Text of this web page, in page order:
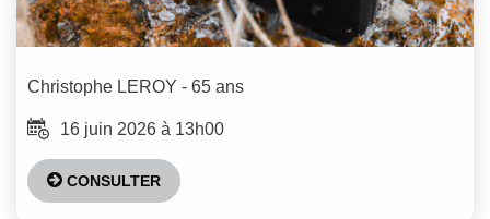
Christophe LEROY - 65 ans
16 juin 2026 à 13h00
CONSULTER